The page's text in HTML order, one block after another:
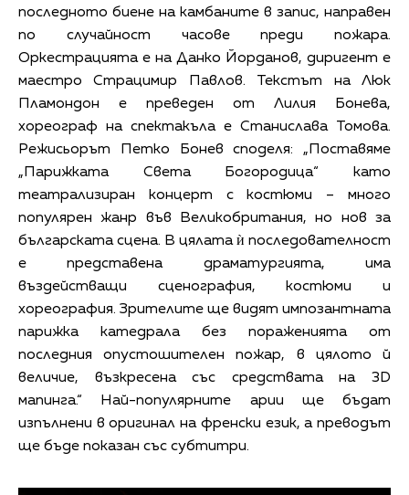
последното биене на камбаните в запис, направен
по случайност часове преди пожара.
Оркестрацията е на Данко Йорданов, диригент е
маестро Страцимир Павлов. Текстът на Люк
Пламондон е преведен от Лилия Бонева,
хореограф на спектакъла е Станислава Томова.
Режисьорът Петко Бонев споделя: „Поставяме
„Парижката Света Богородица“ като
театрализиран концерт с костюми – много
популярен жанр във Великобритания, но нов за
българската сцена. В цялата ѝ последователност
е представена драматургията, има
въздействащи сценография, костюми и
хореография. Зрителите ще видят импозантната
парижка катедрала без пораженията от
последния опустошителен пожар, в цялото й
величие, възкресена със средствата на 3D
мапинга.“ Най-популярните арии ще бъдат
изпълнени в оригинал на френски език, а преводът
ще бъде показан със субтитри.